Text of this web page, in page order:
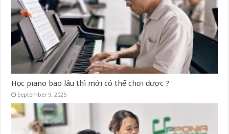
Học piano bao lâu thì mới có thể chơi được ?
September 9, 2025